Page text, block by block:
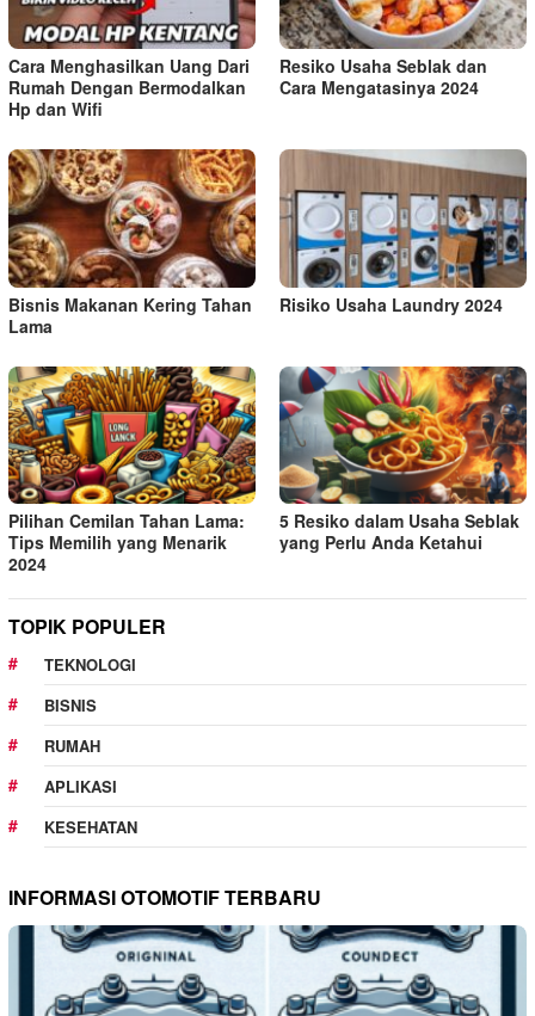
Cara Menghasilkan Uang Dari
Rumah Dengan Bermodalkan
Hp dan Wifi
Resiko Usaha Seblak dan
Cara Mengatasinya 2024
Bisnis Makanan Kering Tahan
Lama
Risiko Usaha Laundry 2024
Pilihan Cemilan Tahan Lama:
Tips Memilih yang Menarik
2024
5 Resiko dalam Usaha Seblak
yang Perlu Anda Ketahui
TOPIK POPULER
TEKNOLOGI
BISNIS
RUMAH
APLIKASI
KESEHATAN
INFORMASI OTOMOTIF TERBARU